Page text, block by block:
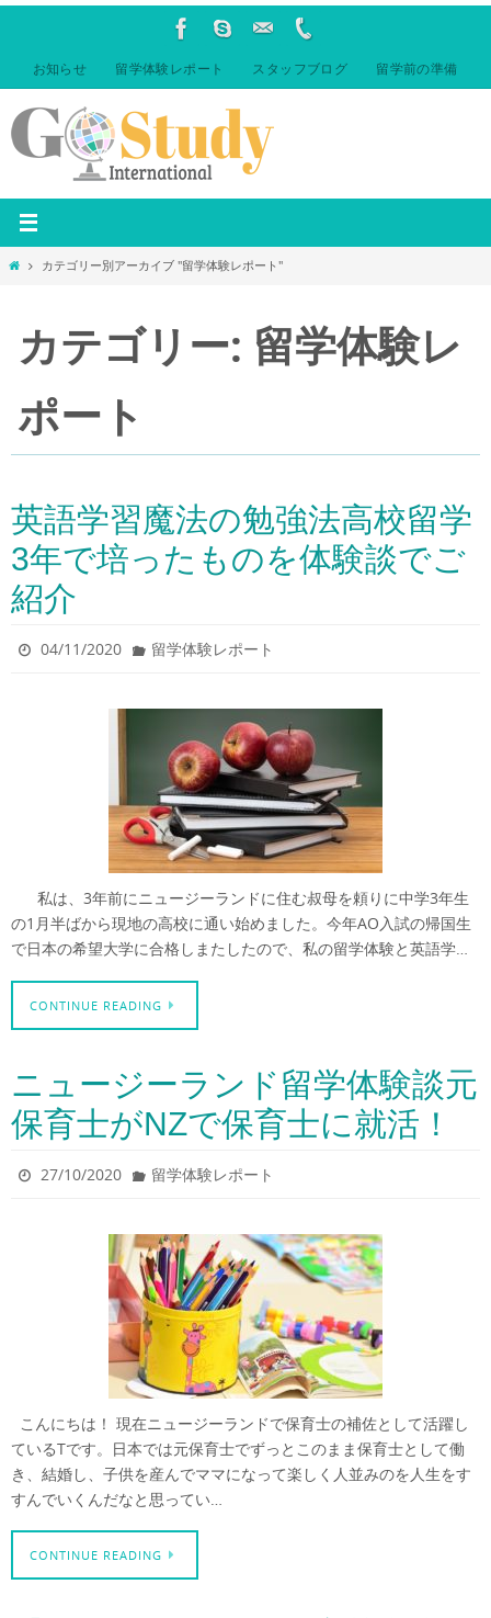
ン
ツ
へ
プ
お知らせ 留学体験レポート スタッフブログ 留学前の準備
ホ
カテゴリー別アーカイブ "留学体験レポート"
カテゴリー: 留学体験レ
ポート
英語学習魔法の勉強法高校留学
3年で培ったものを体験談でご
紹介
04/11/2020 留学体験レポート
私は、3年前にニュージーランドに住む叔母を頼りに中学3年生
の1月半ばから現地の高校に通い始めました。今年AO入試の帰国生
で日本の希望大学に合格しまたしたので、私の留学体験と英語学…
CONTINUE READING
ニュージーランド留学体験談元
保育士がNZで保育士に就活！
27/10/2020 留学体験レポート
こんにちは！ 現在ニュージーランドで保育士の補佐として活躍し
ているTです。日本では元保育士でずっとこのまま保育士として働
き、結婚し、子供を産んでママになって楽しく人並みのを人生をす
すんでいくんだなと思ってい…
CONTINUE READING